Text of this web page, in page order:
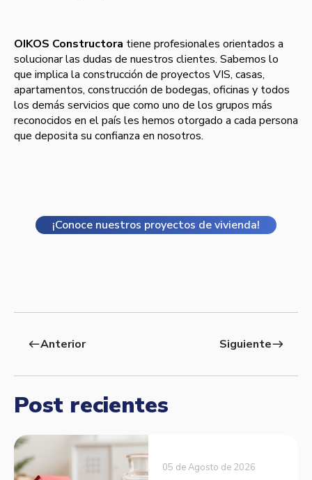
OIKOS Constructora tiene profesionales orientados a
solucionar las dudas de nuestros clientes. Sabemos lo
que implica la construcción de proyectos VIS, casas,
apartamentos, construcción de bodegas, oficinas y todos
los demás servicios que como uno de los grupos más
reconocidos en el país les hemos otorgado a cada persona
que deposita su confianza en nosotros.
¡Conoce nuestros proyectos de vivienda!
westAnterior Siguienteeast
Post recientes
05 de Agosto de 2026